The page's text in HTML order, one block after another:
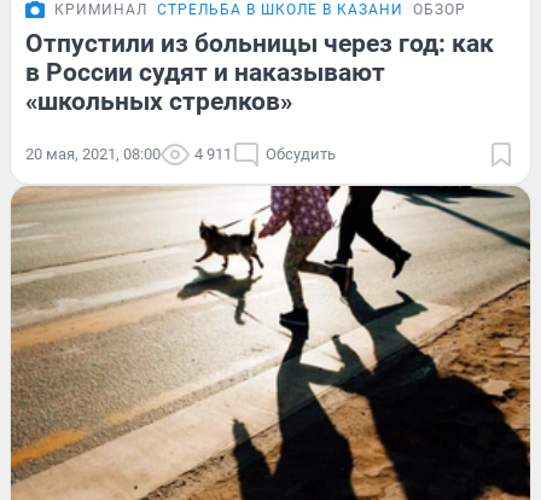
КРИМИНАЛ СТРЕЛЬБА В ШКОЛЕ В КАЗАНИ ОБЗОР
Отпустили из больницы через год: как
в России судят и наказывают
«школьных стрелков»
20 мая, 2021, 08:00 4 911 Обсудить